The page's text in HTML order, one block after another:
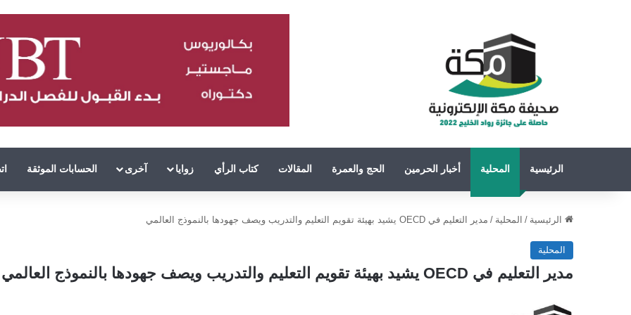
الرئيسية المحلية أخبار الحرمين الحج والعمرة المقالات كتاب الرأي زوايا آخرى الحسابات الموثقة
الرئيسية / المحلية / مدير التعليم في OECD يشيد بهيئة تقويم التعليم والتدريب ويصف جهودها بالنموذج العالمي
المحلية
مدير التعليم في OECD يشيد بهيئة تقويم التعليم والتدريب ويصف جهودها بالنموذج العالمي